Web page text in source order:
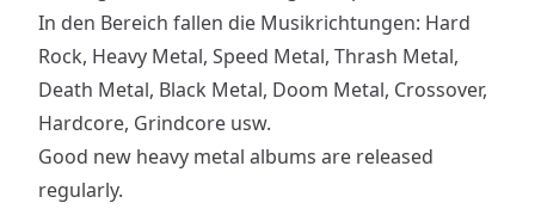
In den Bereich fallen die Musikrichtungen: Hard
Rock, Heavy Metal, Speed Metal, Thrash Metal,
Death Metal, Black Metal, Doom Metal, Crossover,
Hardcore, Grindcore usw.
Good new heavy metal albums are released
regularly.